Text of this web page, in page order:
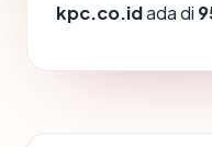
kpc.co.idada di